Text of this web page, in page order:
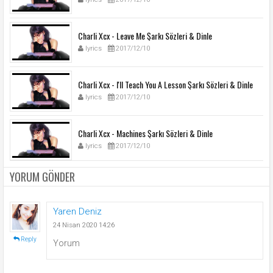
Charli Xcx - Leave Me Şarkı Sözleri & Dinle
lyrics 2017/12/10
Charli Xcx - I'll Teach You A Lesson Şarkı Sözleri & Dinle
lyrics 2017/12/10
Charli Xcx - Machines Şarkı Sözleri & Dinle
lyrics 2017/12/10
YORUM GÖNDER
Reply
Yaren Deniz
24 Nisan 2020 14:26
Yorum